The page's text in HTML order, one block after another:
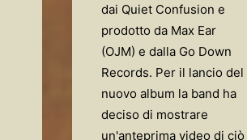
dai Quiet Confusion e
prodotto da Max Ear
(OJM) e dalla Go Down
Records. Per il lancio del
nuovo album la band ha
deciso di mostrare
un'anteprima video di ciò